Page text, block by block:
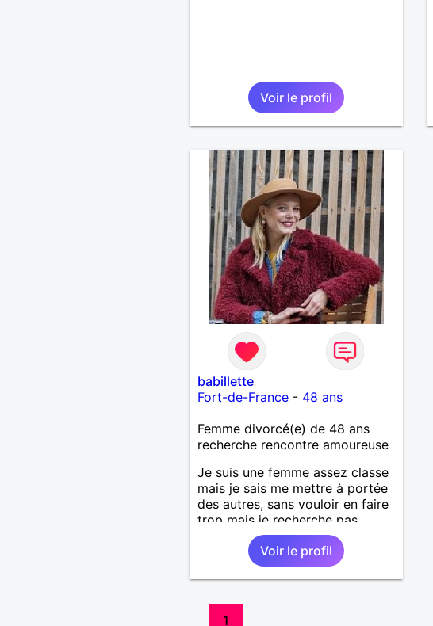
Voir le profil
babillette
Fort-de-France- 48 ans
Femme divorcé(e) de 48 ans
recherche rencontre amoureuse
Je suis une femme assez classe
mais je sais me mettre à portée
des autres, sans vouloir en faire
trop mais je recherche pas
forcément quelqu'un comme
moi, seulement un homme qui
me complète et que j'aimerai
plus que tout.
Voir le profil
1